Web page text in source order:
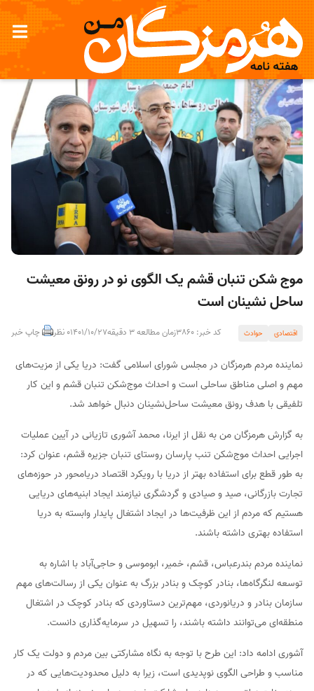
موج شکن تنبان قشم یک الگوی نو در رونق معیشت
ساحل نشینان است
اقتصادی حوادث کد خبر: 3860 زمان مطالعه 3 دقیقه 1401/10/270 نظر چاپ خبر
نماینده مردم هرمزگان در مجلس شورای اسلامی گفت: دریا یکی از مزیت‌های
مهم و اصلی مناطق ساحلی است و احداث موج‌شکن تنبان قشم و این کار
تلفیقی با هدف رونق معیشت ساحل‌نشینان دنبال خواهد شد.
به گزارش هرمزگان من به نقل از ایرنا، محمد آشوری تازیانی در آیین عملیات
اجرایی احداث موج‌شکن تنب پارسان روستای تنبان جزیره قشم، عنوان کرد:
به طور قطع برای استفاده بهتر از دریا با رویکرد اقتصاد دریامحور در حوزه‌های
تجارت بازرگانی، صید و صیادی و گردشگری نیازمند ایجاد ابنیه‌های دریایی
هستیم که مردم از این ظرفیت‌ها در ایجاد اشتغال پایدار وابسته به دریا
استفاده بهتری داشته باشند.
نماینده مردم بندرعباس، قشم، خمیر، ابوموسی و حاجی‌آباد با اشاره به
توسعه لنگرگاه‌ها، بنادر کوچک و بنادر بزرگ به عنوان یکی از رسالت‌های مهم
سازمان بنادر و دریانوردی، مهم‌ترین دستاوردی که بنادر کوچک در اشتغال
منطقه‌ای می‌توانند داشته باشند، را تسهیل در سرمایه‌گذاری دانست.
آشوری ادامه داد: این طرح با توجه به نگاه مشارکتی بین مردم و دولت یک کار
مناسب و طراحی الگوی نوپدیدی است، زیرا به دلیل محدودیت‌هایی که در